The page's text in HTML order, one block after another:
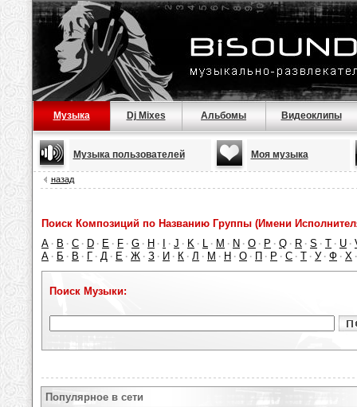
Музыка Dj Mixes Альбомы Видеоклипы
Музыка пользователей Моя музыка
назад
Поиск Композиций по Названию Группы (Имени
A · B · C · D · E · F · G · H · · J · K · L · M · N · O · P · Q · R · S · T · U ·
А · Б · В · Г · Д · Е · Ж · З · И · К · Л · М · Н · О · П · Р · С · Т · У · Ф · Х
Поиск Музыки:
Популярное в сети